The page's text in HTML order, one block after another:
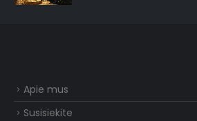
Apie mus
Susisiekite